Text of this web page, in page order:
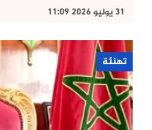
31 يوليو 2026 11:09
تهنئة